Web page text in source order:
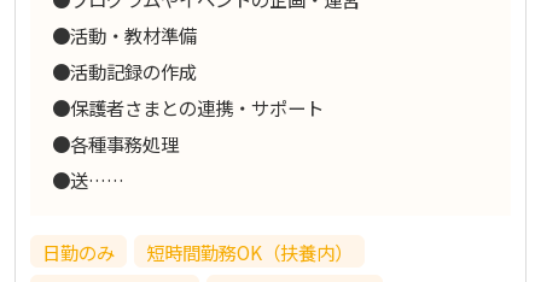
●活動・教材準備
●活動記録の作成
●保護者さまとの連携・サポート
●各種事務処理
●送……
日勤のみ
短時間勤務OK（扶養内）